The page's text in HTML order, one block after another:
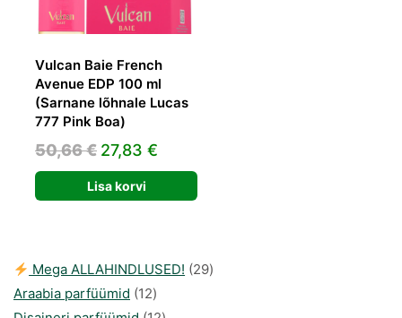
Vulcan Baie French
Avenue EDP 100 ml
(Sarnane lõhnale Lucas
777 Pink Boa)
50,66€ Algne
hind
oli:
27,83 €
hind
on:
Lisa korvi
Mega ALLAHINDLUSED! 2929
Araabia parfüümid 1212